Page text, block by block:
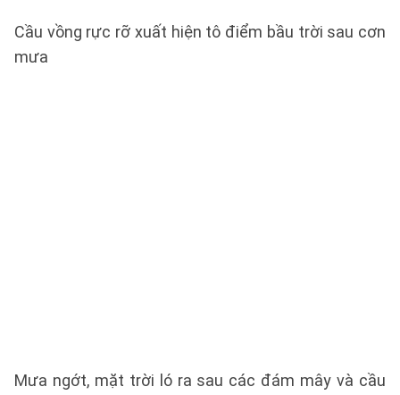
Cầu vồng rực rỡ xuất hiện tô điểm bầu trời sau cơn
mưa
Mưa ngớt, mặt trời ló ra sau các đám mây và cầu